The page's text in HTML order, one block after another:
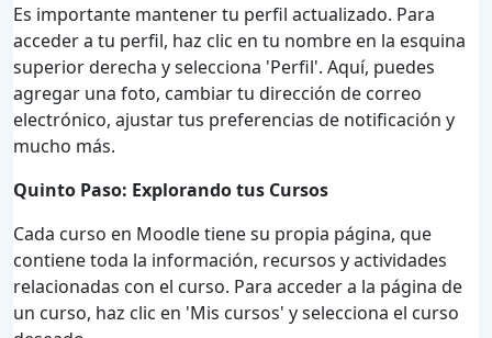
Es importante mantener tu perfil actualizado. Para
acceder a tu perfil, haz clic en tu nombre en la esquina
superior derecha y selecciona 'Perfil'. Aquí, puedes
agregar una foto, cambiar tu dirección de correo
electrónico, ajustar tus preferencias de notificación y
mucho más.
Quinto Paso: Explorando tus Cursos
Cada curso en Moodle tiene su propia página, que
contiene toda la información, recursos y actividades
relacionadas con el curso. Para acceder a la página de
un curso, haz clic en 'Mis cursos' y selecciona el curso